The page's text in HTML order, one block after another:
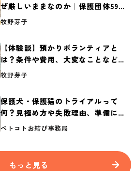
ぜ厳しいままなのか｜保護団体59団
体の実態調査【保護犬・保護猫白書
牧野芽子
【体験談】預かりボランティアと
は？条件や費用、大変なことなど紹
介
牧野芽子
保護犬・保護猫のトライアルって
何？見極め方や失敗理由、準備に必
要なものを紹介
ペトコトお結び事務局
もっと見る